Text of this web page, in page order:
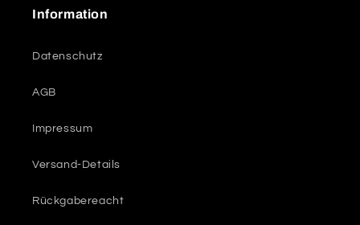
Information
Datenschutz
AGB
Impressum
Versand-Details
Rückgabereacht